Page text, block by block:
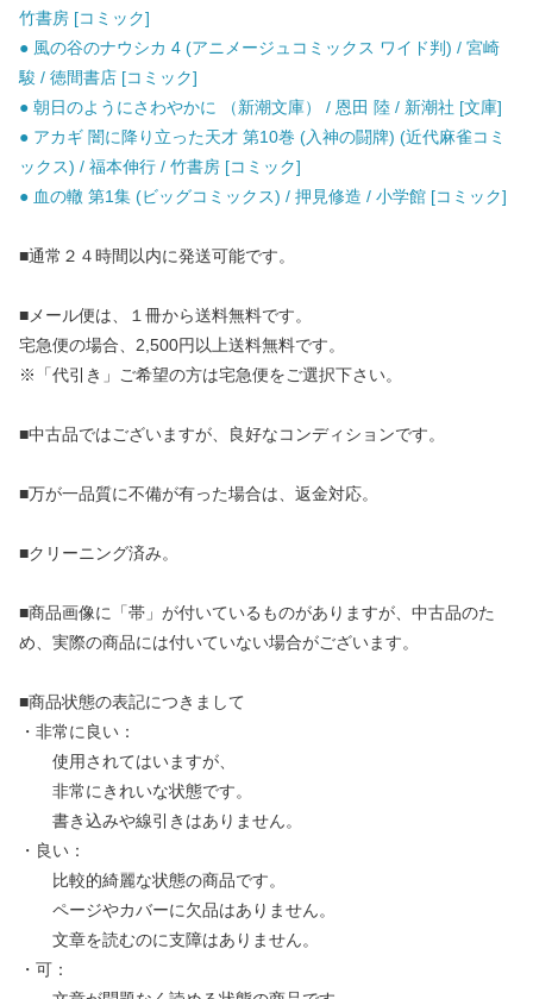
竹書房 [コミック]
● 風の谷のナウシカ 4 (アニメージュコミックス ワイド判) / 宮崎
駿 / 徳間書店 [コミック]
● 朝日のようにさわやかに （新潮文庫） / 恩田 陸 / 新潮社 [文庫]
● アカギ 闇に降り立った天才 第10巻 (入神の闘牌) (近代麻雀コミ
ックス) / 福本伸行 / 竹書房 [コミック]
● 血の轍 第1集 (ビッグコミックス) / 押見修造 / 小学館 [コミック]
■通常２４時間以内に発送可能です。
■メール便は、１冊から送料無料です。
宅急便の場合、2,500円以上送料無料です。
※「代引き」ご希望の方は宅急便をご選択下さい。
■中古品ではございますが、良好なコンディションです。
■万が一品質に不備が有った場合は、返金対応。
■クリーニング済み。
■商品画像に「帯」が付いているものがありますが、中古品のた
め、実際の商品には付いていない場合がございます。
■商品状態の表記につきまして
・非常に良い：
使用されてはいますが、
非常にきれいな状態です。
書き込みや線引きはありません。
・良い：
比較的綺麗な状態の商品です。
ページやカバーに欠品はありません。
文章を読むのに支障はありません。
・可：